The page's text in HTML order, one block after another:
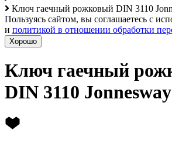
Ключ гаечный рожковый DIN 3110
Пользуясь сайтом, вы соглашаетесь с
и политикой в отношении обработки
Хорошо
Ключ гаечный
DIN 3110 Jonnesway